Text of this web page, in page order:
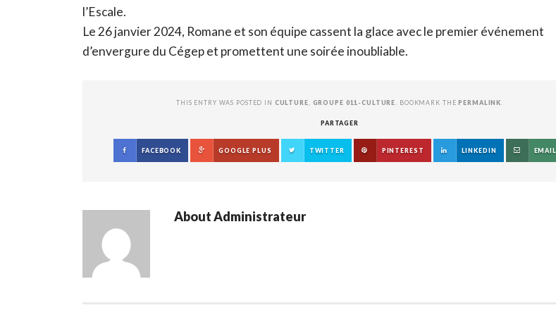
l’Escale.
Le 26 janvier 2024, Romane et son équipe cassent la glace avec le premier événement
d’envergure du Cégep et promettent une soirée inoubliable.
THIS ENTRY WAS POSTED IN CULTURE GROUPE 011-CULTURE . BOOKMARK THEPERMALINK
PARTAGER
FACEBOOK GOOGLE PLUS TWITTER PINTEREST LINKEDIN EMAIL
AboutAdministrateur